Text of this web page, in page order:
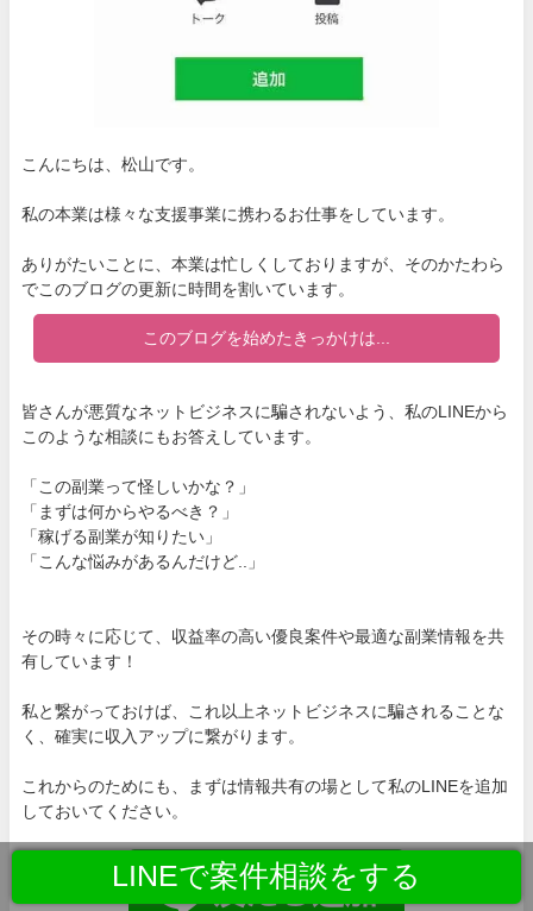
こんにちは、松山です。
私の本業は様々な支援事業に携わるお仕事をしています。
ありがたいことに、本業は忙しくしておりますが、そのかたわら
でこのブログの更新に時間を割いています。
このブログを始めたきっかけは...
皆さんが悪質なネットビジネスに騙されないよう、私のLINEから
このような相談にもお答えしています。
「この副業って怪しいかな？」
「まずは何からやるべき？」
「稼げる副業が知りたい」
「こんな悩みがあるんだけど..」
その時々に応じて、収益率の高い優良案件や最適な副業情報を共
有しています！
私と繋がっておけば、これ以上ネットビジネスに騙されることな
く、確実に収入アップに繋がります。
これからのためにも、まずは情報共有の場として私のLINEを追加
しておいてください。
LINEで案件相談をする